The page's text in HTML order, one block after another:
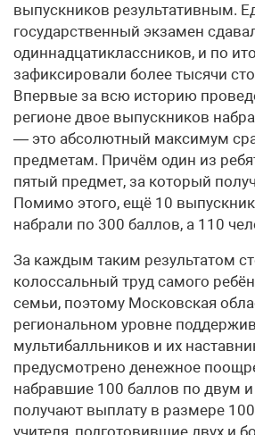
выпускников результативным.
государственный экзамен
одиннадцатиклассников, и по
зафиксировали более тысячи
Впервые за всю историю
регионе двое выпускников
— это абсолютный максимум
предметам. Причём один из
пятый предмет, за который
Помимо этого, ещё 10
набрали по 300 баллов, а 110
За каждым таким результатом
колоссальный труд самого
семьи, поэтому Московская
региональном уровне
мультибалльников и их
предусмотрено денежное
набравшие 100 баллов по двум
получают выплату в размере